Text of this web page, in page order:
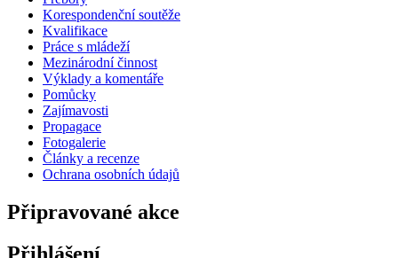
Korespondenční soutěže
Kvalifikace
Práce s mládeží
Mezinárodní činnost
Výklady a komentáře
Pomůcky
Zajímavosti
Propagace
Fotogalerie
Články a recenze
Ochrana osobních údajů
Připravované akce